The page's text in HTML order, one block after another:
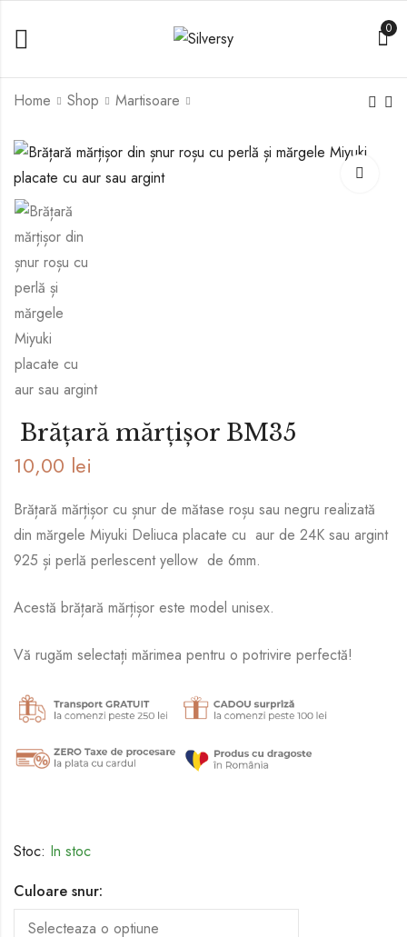
0
Home Shop Martisoare
Brățară mărțișor
Brățară mărțișor
Brățară mărțișor BM35
10,00 lei
Brățară mărțișor cu șnur de mătase roșu sau negru realizată
din mărgele Miyuki Deliuca placate cu aur de 24K sau argint
925 și perlă perlescent yellow de 6mm.
Acestă brățară mărțișor este model unisex.
Vă rugăm selectați mărimea pentru o potrivire perfectă!
Stoc: In stoc
Culoare snur: